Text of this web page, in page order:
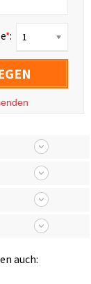
*: 1
auch: